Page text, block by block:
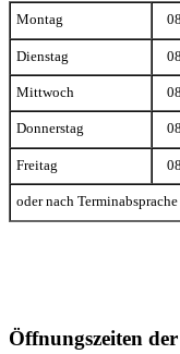
Montag
Dienstag
Mittwoch
Donnerstag
Freitag
oder nach Terminabsprache
Öffnungszeiten